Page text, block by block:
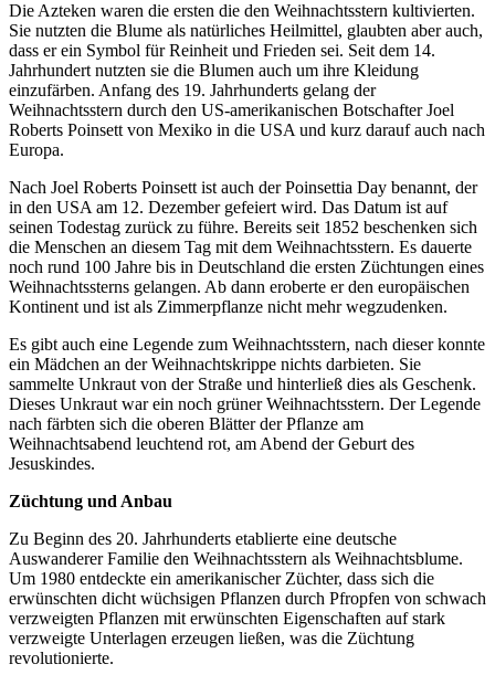
Die Azteken waren die ersten die den Weihnachtsstern kultivierten.
Sie nutzten die Blume als natürliches Heilmittel, glaubten aber auch,
dass er ein Symbol für Reinheit und Frieden sei. Seit dem 14.
Jahrhundert nutzten sie die Blumen auch um ihre Kleidung
einzufärben. Anfang des 19. Jahrhunderts gelang der
Weihnachtsstern durch den US-amerikanischen Botschafter Joel
Roberts Poinsett von Mexiko in die USA und kurz darauf auch nach
Europa.
Nach Joel Roberts Poinsett ist auch der Poinsettia Day benannt, der
in den USA am 12. Dezember gefeiert wird. Das Datum ist auf
seinen Todestag zurück zu führe. Bereits seit 1852 beschenken sich
die Menschen an diesem Tag mit dem Weihnachtsstern. Es dauerte
noch rund 100 Jahre bis in Deutschland die ersten Züchtungen eines
Weihnachtssterns gelangen. Ab dann eroberte er den europäischen
Kontinent und ist als Zimmerpflanze nicht mehr wegzudenken.
Es gibt auch eine Legende zum Weihnachtsstern, nach dieser konnte
ein Mädchen an der Weihnachtskrippe nichts darbieten. Sie
sammelte Unkraut von der Straße und hinterließ dies als Geschenk.
Dieses Unkraut war ein noch grüner Weihnachtsstern. Der Legende
nach färbten sich die oberen Blätter der Pflanze am
Weihnachtsabend leuchtend rot, am Abend der Geburt des
Jesuskindes.
Züchtung und Anbau
Zu Beginn des 20. Jahrhunderts etablierte eine deutsche
Auswanderer Familie den Weihnachtsstern als Weihnachtsblume.
Um 1980 entdeckte ein amerikanischer Züchter, dass sich die
erwünschten dicht wüchsigen Pflanzen durch Pfropfen von schwach
verzweigten Pflanzen mit erwünschten Eigenschaften auf stark
verzweigte Unterlagen erzeugen ließen, was die Züchtung
revolutionierte.